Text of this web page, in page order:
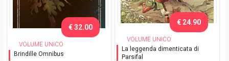
VOLUME UNICO
Brindille Omnibus
€ 32.00
VOLUME UNICO
La leggenda dimenticata di
Parsifal
€ 24.90